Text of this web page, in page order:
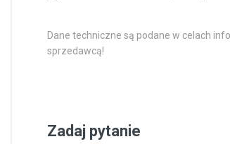
Dane techniczne są podane w celach
sprzedawcą!
Zadaj pytanie